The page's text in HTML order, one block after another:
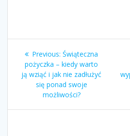
Zobacz
wpisy
Previous: Previous
post:
Świąteczna
pożyczka – kiedy warto
ją wziąć i jak nie zadłużyć
się ponad swoje
możliwości?